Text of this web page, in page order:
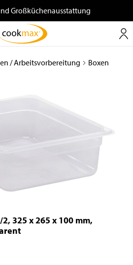
Großküchenausstattung
/ Arbeitsvorbereitung Boxen
325 x 265 x 100 mm,